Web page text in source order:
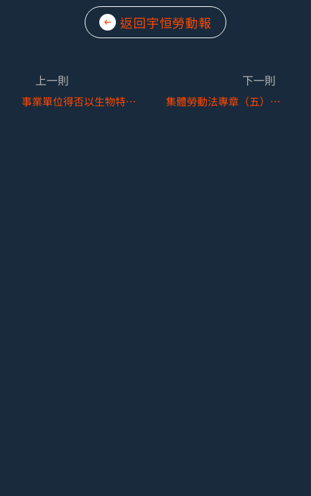
返回宇恒勞動報
上一則
事業單位得否以生物特徵(指紋、虹膜)做為出勤管理之工具
下一則
集體勞動法專章（五）─「扣與不扣？」談雇主代扣企業工會會費之法定義務